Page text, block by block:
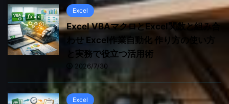
Excel
Excel VBAマクロとExcel関数と組み合
わせ Excel作業自動化 作り方の使い方
と実務で役立つ活用術
2026/7/30
Excel